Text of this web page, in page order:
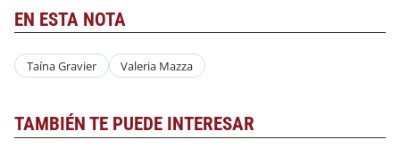
EN ESTA NOTA
Taína Gravier Valeria Mazza
TAMBIÉN TE PUEDE INTERESAR